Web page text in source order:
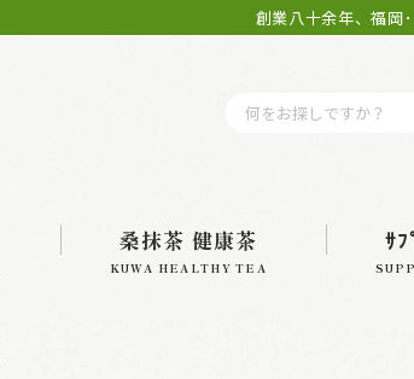
創業八十余年、福岡
桑抹茶 健康茶
KUWA HEALTHY TEA
ｻ